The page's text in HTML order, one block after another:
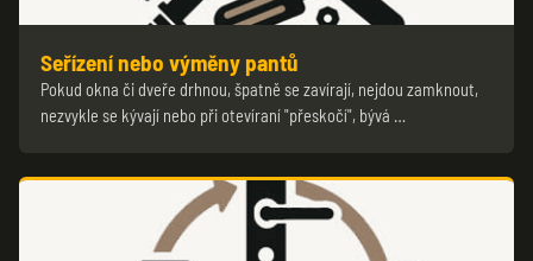
Seřízení nebo výměny pantů
Pokud okna či dveře drhnou, špatně se zavírají, nejdou zamknout,
nezvykle se kývají nebo při otevíraní "přeskočí", bývá …